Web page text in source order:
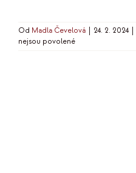
Od Madla Čevelová 24. 2. 2024
nejsou povolenéu